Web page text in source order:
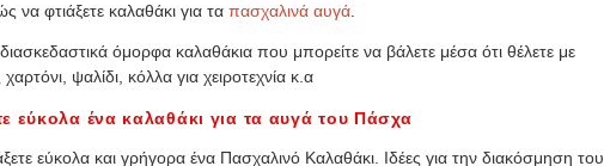
να φτιάξετε καλαθάκι για τα πασχαλινά αυγά.
όμορφα καλαθάκια που μπορείτε να βάλετε μέσα ότι θέλετε με
ψαλίδι, κόλλα για χειροτεχνία κ.α
εύκολα ένα καλαθάκι για τα αυγά του Πάσχα
εύκολα και γρήγορα ένα Πασχαλινό Καλαθάκι. Ιδέες για την διακόσμηση του